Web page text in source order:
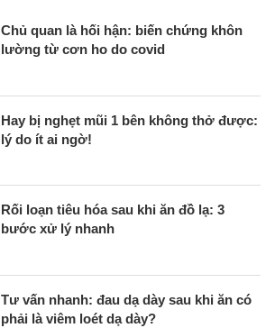
Chủ quan là hối hận: biến chứng khôn
lường từ cơn ho do covid
Hay bị nghẹt mũi 1 bên không thở được:
lý do ít ai ngờ!
Rối loạn tiêu hóa sau khi ăn đồ lạ: 3
bước xử lý nhanh
Tư vấn nhanh: đau dạ dày sau khi ăn có
phải là viêm loét dạ dày?